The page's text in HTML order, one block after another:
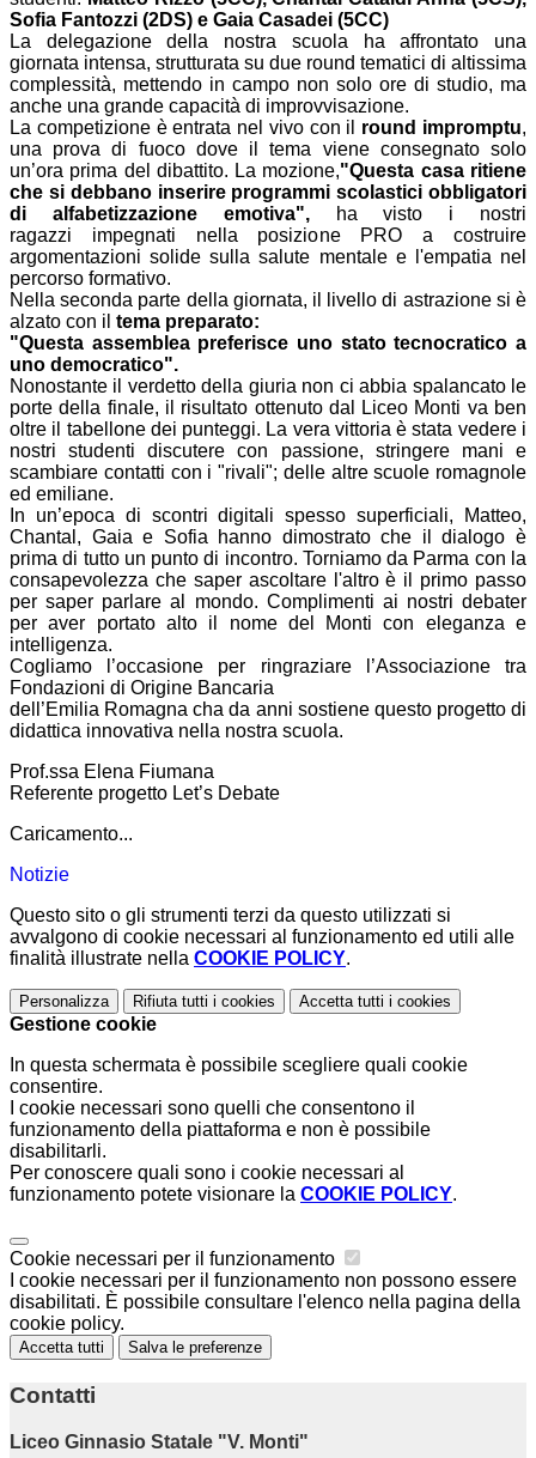
Sofia Fantozzi (2DS) e Gaia Casadei (5CC)
La delegazione della nostra scuola ha affrontato una
giornata intensa, strutturata su due round tematici di altissima
complessità, mettendo in campo non solo ore di studio, ma
anche una grande capacità di improvvisazione.
La competizione è entrata nel vivo con il round impromptu,
una prova di fuoco dove il tema viene consegnato solo
un’ora prima del dibattito. La mozione,"Questa casa ritiene
che si debbano inserire programmi scolastici obbligatori
di alfabetizzazione emotiva",ha visto i nostri
ragazzi impegnati nella posizione PRO a costruire
argomentazioni solide sulla salute mentale e l'empatia nel
percorso formativo.
Nella seconda parte della giornata, il livello di astrazione si è
alzato con il tema preparato:
"Questa assemblea preferisce uno stato tecnocratico a
uno democratico".
Nonostante il verdetto della giuria non ci abbia spalancato le
porte della finale, il risultato ottenuto dal Liceo Monti va ben
oltre il tabellone dei punteggi. La vera vittoria è stata vedere i
nostri studenti discutere con passione, stringere mani e
scambiare contatti con i "rivali"; delle altre scuole romagnole
ed emiliane.
In un’epoca di scontri digitali spesso superficiali, Matteo,
Chantal, Gaia e Sofia hanno dimostrato che il dialogo è
prima di tutto un punto di incontro. Torniamo da Parma con la
consapevolezza che saper ascoltare l'altro è il primo passo
per saper parlare al mondo. Complimenti ai nostri debater
per aver portato alto il nome del Monti con eleganza e
intelligenza.
Cogliamo l’occasione per ringraziare l’Associazione tra
Fondazioni di Origine Bancaria
dell’Emilia Romagna cha da anni sostiene questo progetto di
didattica innovativa nella nostra scuola.
Prof.ssa Elena Fiumana
Referente progetto Let’s Debate
Caricamento...
Notizie
Questo sito o gli strumenti terzi da questo utilizzati si
avvalgono di cookie necessari al funzionamento ed utili alle
finalità illustrate nella COOKIE POLICY.
Personalizza Rifiuta tutti i cookies Accetta tutti i cookies
Gestione cookie
In questa schermata è possibile scegliere quali cookie
consentire.
I cookie necessari sono quelli che consentono il
funzionamento della piattaforma e non è possibile
disabilitarli.
Per conoscere quali sono i cookie necessari al
funzionamento potete visionare la COOKIE POLICY.
Cookie necessari per il funzionamento
I cookie necessari per il funzionamento non possono essere
disabilitati. È possibile consultare l'elenco nella pagina della
cookie policy.
Accetta tutti Salva le preferenze
Contatti
Liceo Ginnasio Statale "V. Monti"